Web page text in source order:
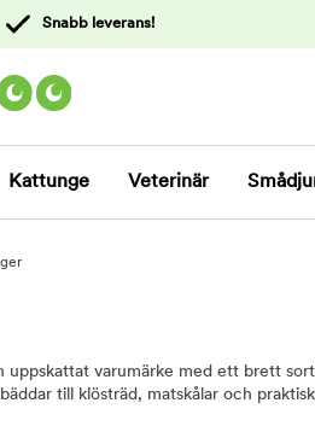
Snabb leverans!
Kattunge Veterinär
varumärke med ett brett
till klösträd, matskålar och